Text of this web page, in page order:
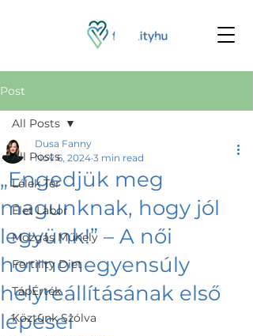
Post
All Posts
Lélek Tér
Élet Labor
Mozgás Műhely
Fertility Diet
TápÉrték
Köztünk Szólva
All Posts
„Engedjük meg
magunknak, hogy jól
legyünk!” – A női
hormonegyensúly
helyreállításának első
lépései
Dusa Fanny
Nov 6, 2024 3 min read